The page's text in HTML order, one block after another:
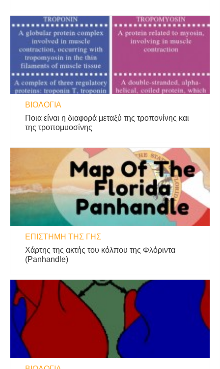
ΒΙΟΛΟΓΊΑ
Ποια είναι η διαφορά μεταξύ της τροπονίνης και
της τροπομυοσίνης
ΕΠΙΣΤΉΜΗ ΤΗΣ ΓΗΣ
Χάρτης της ακτής του κόλπου της Φλόριντα
(Panhandle)